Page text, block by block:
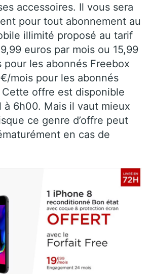
accessoires. Il vous sera
pour tout abonnement au
illimité proposé au tarif
euros par mois ou 15,99
pour les abonnés Freebox
mois pour les abonnés
offre est disponible
à 6h00. Mais il vaut mieux
ce genre d’offre peut
en cas de